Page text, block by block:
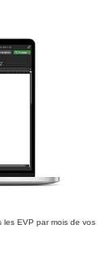
les EVP par mois de vos